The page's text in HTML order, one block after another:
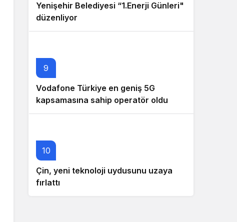
Yenişehir Belediyesi “1.Enerji Günleri"
düzenliyor
9
Vodafone Türkiye en geniş 5G
kapsamasına sahip operatör oldu
10
Çin, yeni teknoloji uydusunu uzaya
fırlattı